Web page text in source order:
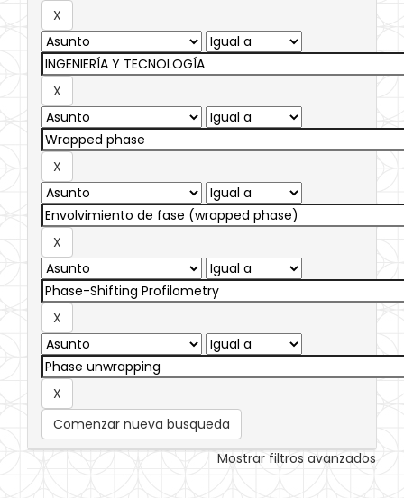
Comenzar nueva busqueda
Mostrar filtros avanzados